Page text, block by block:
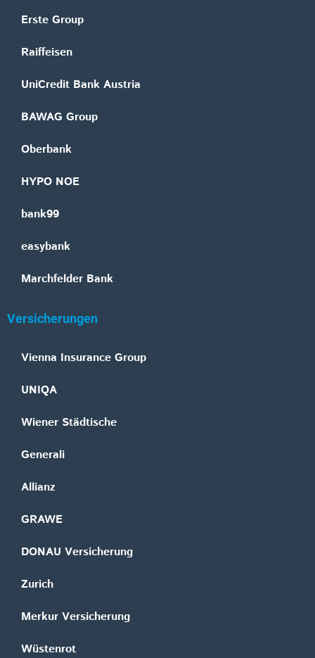
Erste Group
Raiffeisen
UniCredit Bank Austria
BAWAG Group
Oberbank
HYPO NOE
bank99
easybank
Marchfelder Bank
Versicherungen
Vienna Insurance Group
UNIQA
Wiener Städtische
Generali
Allianz
GRAWE
DONAU Versicherung
Zurich
Merkur Versicherung
Wüstenrot